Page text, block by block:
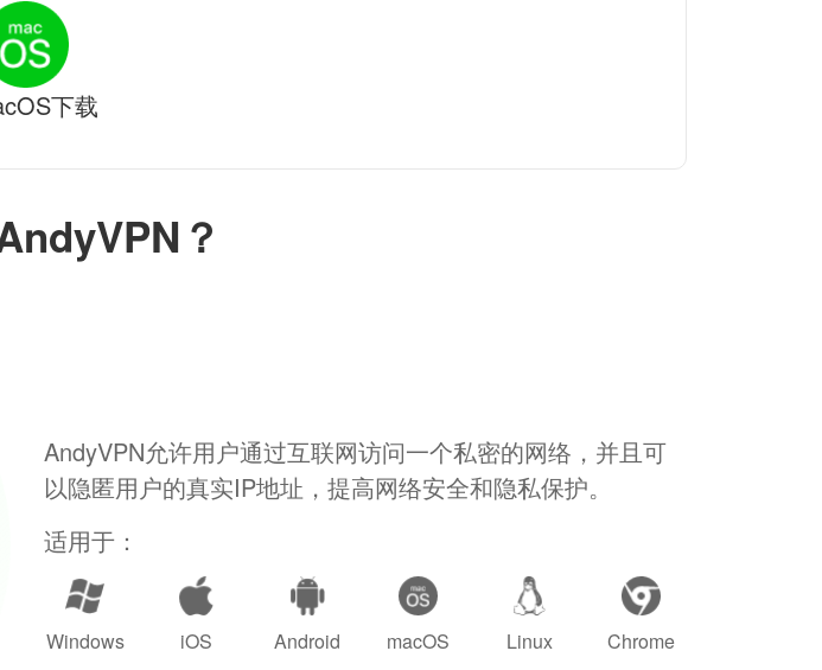
？
AndyVPN允许用户通过互联网访问一个私密的网络，并且可
以隐匿用户的真实IP地址，提高网络安全和隐私保护。
适用于：
Windows iOS Android macOS Linux Chrome
下载